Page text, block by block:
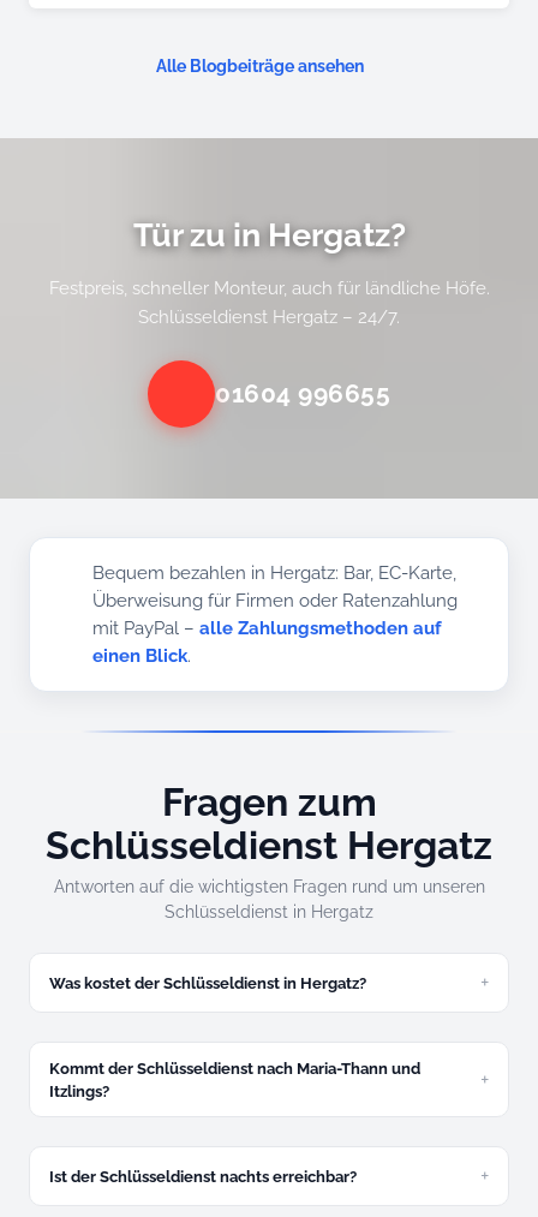
Alle Blogbeiträge ansehen
Tür zu in Hergatz?
Festpreis, schneller Monteur, auch für ländliche Höfe.
Schlüsseldienst Hergatz – 24/7.
01604 996655
Bequem bezahlen in Hergatz: Bar, EC-Karte,
Überweisung für Firmen oder Ratenzahlung
mit PayPal –alle Zahlungsmethoden auf
einen Blick.
Fragen zum
Schlüsseldienst Hergatz
Antworten auf die wichtigsten Fragen rund um unseren
Schlüsseldienst in Hergatz
Was kostet der Schlüsseldienst in Hergatz?
Kommt der Schlüsseldienst nach Maria-Thann und
Itzlings?
Ist der Schlüsseldienst nachts erreichbar?